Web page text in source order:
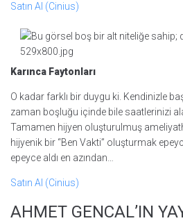
Satın Al (Cinius)
Karınca Faytonları
O kadar farklı bir duygu ki. Kendinizle
zaman boşluğu içinde bile saatlerinizi
Tamamen hijyen oluşturulmuş
hijyenik bir “Ben Vakti” oluşturmak
epeyce aldı en azından…
Satın Al (Cinius)
AHMET GENCAL’IN